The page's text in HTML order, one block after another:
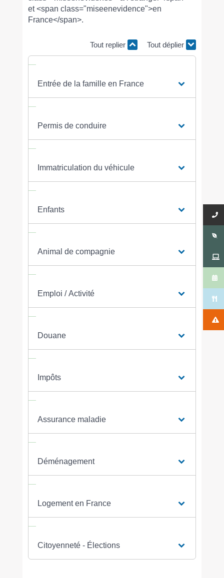
et <span class="miseenevidence">en
France</span>.
Tout replier Tout déplier
Entrée de la famille en France
Permis de conduire
Immatriculation du véhicule
Enfants
Animal de compagnie
Emploi / Activité
Douane
Impôts
Assurance maladie
Déménagement
Logement en France
Citoyenneté - Élections